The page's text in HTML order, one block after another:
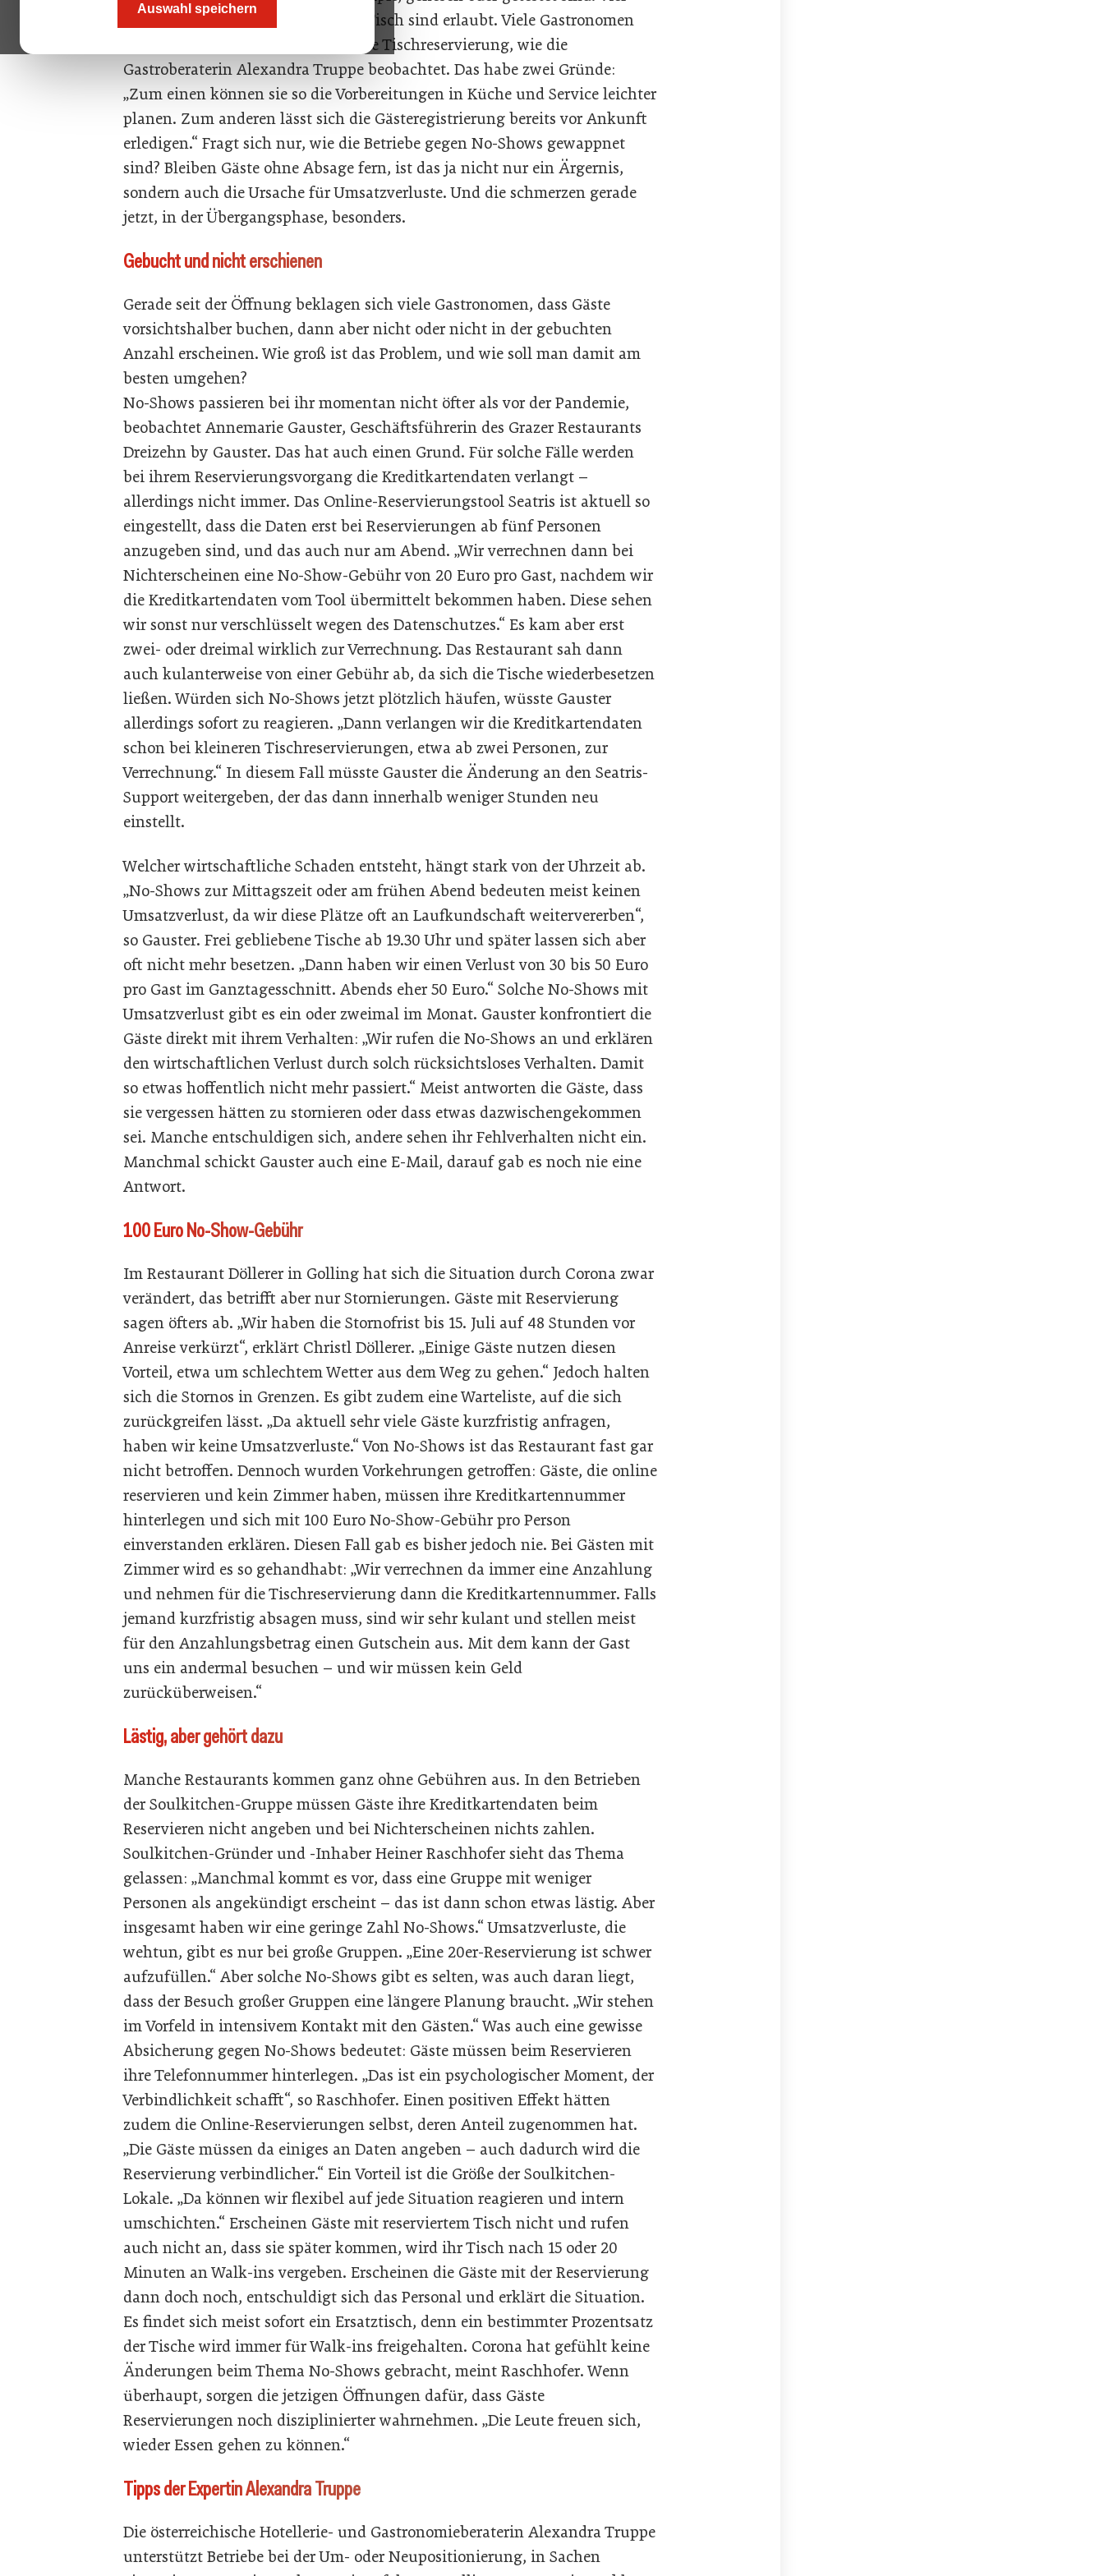
Auswahl speichern
Erwachsene plus Kinder an einem Tisch sind erlaubt. Viele Gastronomen
empfehlen ihren Gästen derzeit eine Tischre­servierung, wie die
Gastroberaterin Alexandra Truppe beobachtet. Das habe zwei Gründe:
„Zum einen können sie so die Vorbereitungen in Küche und Service leichter
planen. Zum anderen lässt sich die Gästeregistrierung bereits vor Ankunft
erledigen.“ Fragt sich nur, wie die Betriebe gegen No-Shows gewappnet
sind? Bleiben Gäste ohne Absage fern, ist das ja nicht nur ein Ärgernis,
sondern auch die Ursache für Umsatzverluste. Und die schmerzen gerade
jetzt, in der Übergangsphase, besonders.
Gebucht und nicht ­erschienen
Gerade seit der Öffnung beklagen sich viele Gastronomen, dass Gäste
vorsichtshalber buchen, dann aber nicht oder nicht in der gebuchten
Anzahl erscheinen. Wie groß ist das Problem, und wie soll man damit am
besten umgehen?
No-Shows passieren bei ihr momentan nicht öfter als vor der Pandemie,
beobachtet Annemarie Gauster, Geschäftsführerin des Grazer Restaurants
Dreizehn by Gauster. Das hat auch einen Grund. Für solche Fälle werden
bei ihrem Reservierungsvorgang die Kreditkartendaten verlangt –
allerdings nicht immer. Das Online-Reservierungstool Seatris ist aktuell so
eingestellt, dass die Daten erst bei Reservierungen ab fünf Personen
anzugeben sind, und das auch nur am Abend. „Wir verrechnen dann bei
Nichterscheinen eine No-Show-Gebühr von 20 Euro pro Gast, nachdem wir
die Kreditkartendaten vom Tool übermittelt bekommen haben. Diese sehen
wir sonst nur verschlüsselt wegen des Datenschutzes.“ Es kam aber erst
zwei- oder dreimal wirklich zur Verrechnung. Das Restaurant sah dann
auch kulanterweise von einer Gebühr ab, da sich die Tische wiederbesetzen
ließen. Würden sich No-Shows jetzt plötzlich häufen, wüsste Gauster
allerdings sofort zu reagieren. „Dann verlangen wir die Kreditkartendaten
schon bei kleineren Tischre­servierungen, etwa ab zwei Personen, zur
Verrechnung.“ In diesem Fall müsste Gauster die Änderung an den Seatris-
Support weitergeben, der das dann innerhalb weniger Stunden neu
einstellt.
Welcher wirtschaftliche Schaden entsteht, hängt stark von der Uhrzeit ab.
„No-Shows zur Mittagszeit oder am frühen Abend bedeuten meist keinen
Umsatzverlust, da wir diese Plätze oft an Laufkundschaft weitervererben“,
so Gauster. Frei gebliebene Tische ab 19.30 Uhr und später lassen sich aber
oft nicht mehr besetzen. „Dann haben wir einen Verlust von 30 bis 50 Euro
pro Gast im Ganztagesschnitt. Abends eher 50 Euro.“ Solche No-Shows mit
Umsatzverlust gibt es ein oder zweimal im Monat. Gauster konfrontiert die
Gäste direkt mit ihrem Verhalten: „Wir rufen die No-Shows an und erklären
den wirtschaftlichen Verlust durch solch rücksichtsloses Verhalten. Damit
so etwas hoffentlich nicht mehr passiert.“ Meist antworten die Gäste, dass
sie vergessen hätten zu stornieren oder dass etwas dazwischengekommen
sei. Manche entschuldigen sich, andere sehen ihr Fehlverhalten nicht ein.
Manchmal schickt Gauster auch eine E-Mail, darauf gab es noch nie eine
Antwort.
100 Euro No-Show-Gebühr
Im Restaurant Döllerer in Golling hat sich die Situation durch Corona zwar
verändert, das betrifft aber nur Stornierungen. Gäste mit Reservierung
sagen öfters ab. „Wir haben die Stornofrist bis 15. Juli auf 48 Stunden vor
Anreise verkürzt“, erklärt Christl Döllerer. „Einige Gäste nutzen diesen
Vorteil, etwa um schlechtem Wetter aus dem Weg zu gehen.“ Jedoch halten
sich die Stornos in Grenzen. Es gibt zudem eine Warteliste, auf die sich
zurückgreifen lässt. „Da aktuell sehr viele Gäste kurzfristig anfragen,
haben wir keine Umsatzverluste.“ Von No-Shows ist das Restaurant fast gar
nicht betroffen. Dennoch wurden Vorkehrungen getroffen: Gäste, die online
reservieren und kein Zimmer haben, müssen ihre Kreditkartennummer
hinterlegen und sich mit 100 Euro No-Show-Gebühr pro Person
einverstanden erklären. Diesen Fall gab es bisher jedoch nie. Bei Gästen mit
Zimmer wird es so gehandhabt: „Wir verrechnen da immer eine Anzahlung
und nehmen für die Tischreservierung dann die Kreditkartennummer. Falls
jemand kurzfristig absagen muss, sind wir sehr kulant und stellen meist
für den Anzahlungsbetrag einen Gutschein aus. Mit dem kann der Gast
uns ein andermal besuchen – und wir müssen kein Geld
zurücküberweisen.“
Lästig, aber gehört dazu
Manche Restaurants kommen ganz ohne Gebühren aus. In den Betrieben
der Soulkitchen-Gruppe müssen Gäste ihre Kreditkartendaten beim
Reservieren nicht angeben und bei Nichterscheinen nichts zahlen.
Soulkitchen-Gründer und -Inhaber Heiner Raschhofer sieht das Thema
gelassen: „Manchmal kommt es vor, dass eine Gruppe mit weniger
Personen als angekündigt erscheint – das ist dann schon etwas lästig. Aber
insgesamt haben wir eine geringe Zahl No-Shows.“ Umsatzverluste, die
wehtun, gibt es nur bei große Gruppen. „Eine 20er-Reservierung ist schwer
aufzufüllen.“ Aber solche No-Shows gibt es selten, was auch daran liegt,
dass der Besuch großer Gruppen eine längere Planung braucht. „Wir stehen
im Vorfeld in intensivem Kontakt mit den Gästen.“ Was auch eine gewisse
Absicherung gegen No-Shows bedeutet: Gäste müssen beim Reservieren
ihre Telefonnummer hinterlegen. „Das ist ein psychologischer Moment, der
Verbindlichkeit schafft“, so Raschhofer. Einen positiven Effekt hätten
zudem die Online-Reservierungen selbst, deren Anteil zugenommen hat.
„Die Gäste müssen da einiges an Daten angeben – auch dadurch wird die
Reservierung verbindlicher.“ Ein Vorteil ist die Größe der Soulkitchen-
Lokale. „Da können wir flexibel auf jede Situation reagieren und intern
umschichten.“ Erscheinen Gäste mit reserviertem Tisch nicht und rufen
auch nicht an, dass sie später kommen, wird ihr Tisch nach 15 oder 20
Minuten an Walk-ins vergeben. Erscheinen die Gäste mit der Reservierung
dann doch noch, entschuldigt sich das Personal und erklärt die Situation.
Es findet sich meist sofort ein Ersatztisch, denn ein bestimmter Prozentsatz
der Tische wird immer für Walk-ins freigehalten. Corona hat gefühlt keine
Änderungen beim Thema No-Shows gebracht, meint Raschhofer. Wenn
überhaupt, sorgen die jetzigen Öffnungen dafür, dass Gäste
Reservierungen noch disziplinierter wahrnehmen. „Die Leute freuen sich,
wieder Essen gehen zu können.“
Tipps der Expertin Alexandra Truppe
Die österreichische Hotellerie- und Gastronomieberaterin Alexandra Truppe
unterstützt Betriebe bei der Um- oder Neupositionierung, in Sachen